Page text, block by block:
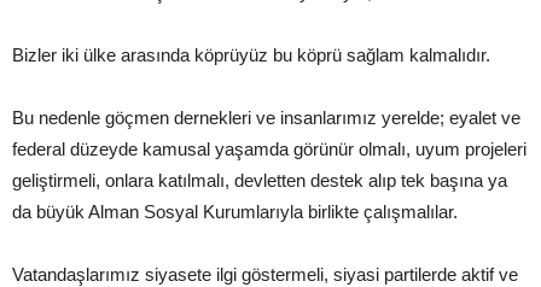
Bizler iki ülke arasında köprüyüz bu köprü sağlam kalmalıdır.
Bu nedenle göçmen dernekleri ve insanlarımız yerelde; eyalet ve
federal düzeyde kamusal yaşamda görünür olmalı, uyum projeleri
geliştirmeli, onlara katılmalı, devletten destek alıp tek başına ya
da büyük Alman Sosyal Kurumlarıyla birlikte çalışmalılar.
Vatandaşlarımız siyasete ilgi göstermeli, siyasi partilerde aktif ve